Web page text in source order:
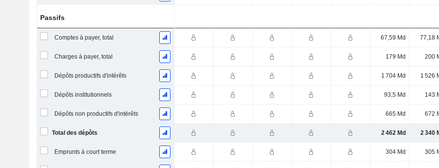
Passifs
Comptes à payer, total 67,59 Md 77,18
Charges à payer, total 179 Md 200
Dépôts productifs d'intérêts 1 704 Md 1 526
Dépôts institutionnels 93,5 Md 143
Dépôts non productifs d'intérêts 665 Md 672
Total des dépôts 2 462 Md 2 340
Emprunts à court terme 304 Md 305